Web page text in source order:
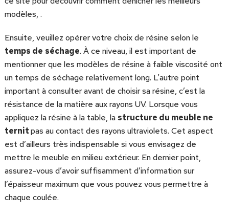
modèles, .
Ensuite, veuillez opérer votre choix de résine selon le
temps de séchage. À ce niveau, il est important de
mentionner que les modèles de résine à faible viscosité ont
un temps de séchage relativement long. L’autre point
important à consulter avant de choisir sa résine, c’est la
résistance de la matière aux rayons UV. Lorsque vous
appliquez la résine à la table, la structure du meuble ne
ternitpas au contact des rayons ultraviolets. Cet aspect
est d’ailleurs très indispensable si vous envisagez de
mettre le meuble en milieu extérieur. En dernier point,
assurez-vous d’avoir suffisamment d’information sur
l’épaisseur maximum que vous pouvez vous permettre à
chaque coulée.